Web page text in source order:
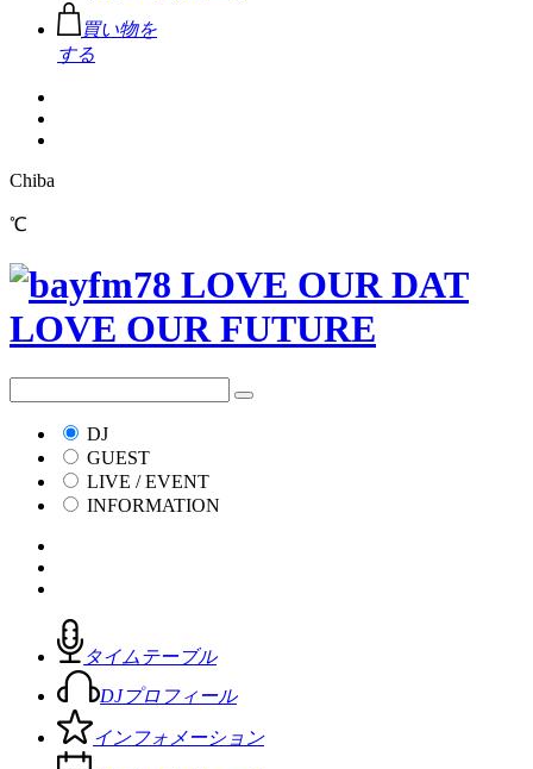
買い物を
する
Chiba
℃
DJ
GUEST
LIVE / EVENT
INFORMATION
タイムテーブル
DJプロフィール
インフォメーション